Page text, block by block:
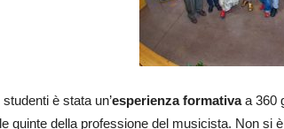
studenti è stata un’esperienza formativaa 360
quinte della professione del musicista. Non si